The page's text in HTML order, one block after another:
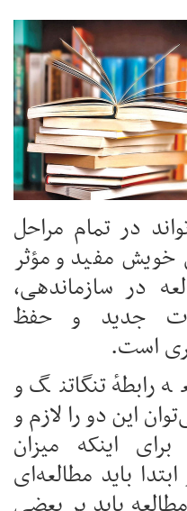
در تمام مراحل
مفيد و مؤثر
در سازماندهی،
جدید و حفظ
است.
رابطهٔ تنگاتنگ و
این دو را لازم و
اینکه میزان
باید مطالعه‌ای